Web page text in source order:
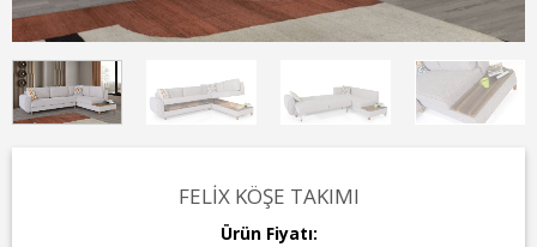
FELIX KÖŞE TAKIMI
Ürün Fiyatı: